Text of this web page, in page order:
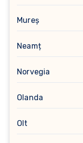
Mureș
Neamț
Norvegia
Olanda
Olt